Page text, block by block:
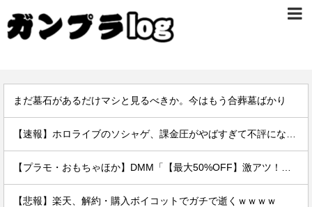
まだ墓石があるだけマシと見るべきか。今はもう合葬墓ばかり
【悲報】楽天、解約・購入ボイコットでガチで逝くｗｗｗｗ